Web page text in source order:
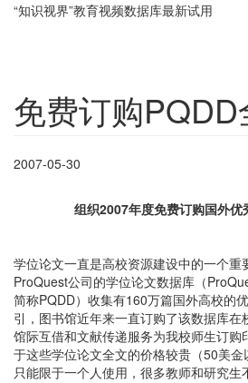
“知识视界”教育视频数据库最新试用
免费订购PQDD
2007-05-30
组织2007年度免费订购国外优
学位论文一直是高校资源建设中的一个重
ProQuest公司的学位论文数据库（
简称PQDD）收集有160万篇国外高校的
引，图书馆近年来一直订购了该数据库在
馆际互借和文献传递服务为我校师生订购
于这些学位论文全文的价格较贵（50美
只能限于一个人使用，很多教师和研究生